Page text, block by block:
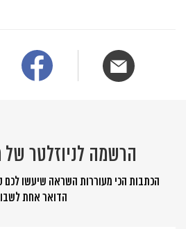
הרשמה לניוזלטר של
הכתבות הכי מעוררות השראה שיעשו
הדואר אחת